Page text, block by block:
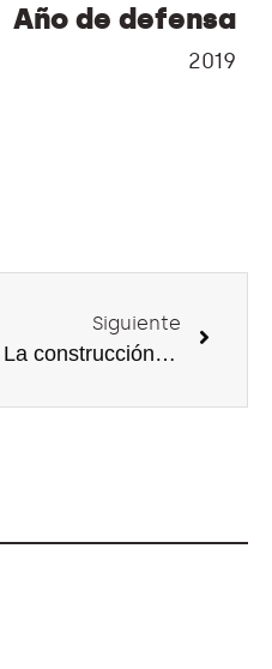
Año de defensa
2019
Siguiente
La construcción colectiva del conocimiento comunitario a través de las historias orales para la creación de materiales didácticos digitales